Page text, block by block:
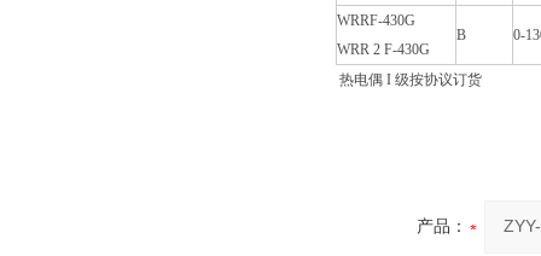
WRRF-430G
WRR 2 F-430G
B 0-
热电偶 I 级按协议订货
产品：